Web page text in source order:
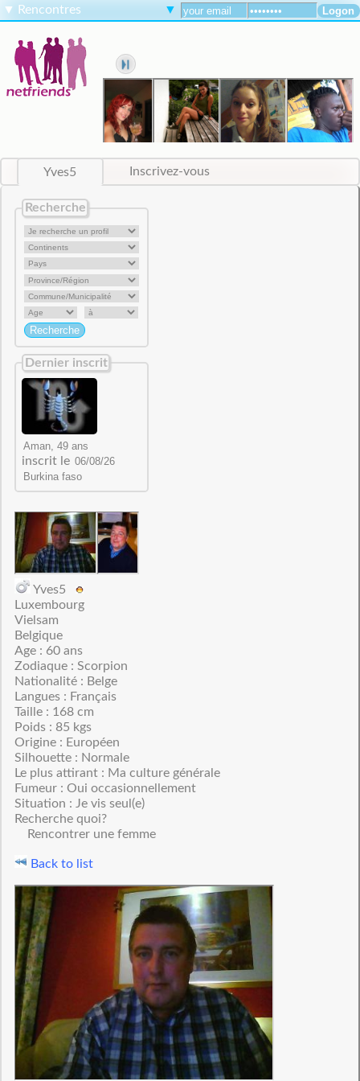
▼ Rencontres ▼
Yves5 Inscrivez-vous
Recherche
Dernier inscrit
inscrit le
Yves5
Luxembourg
Vielsam
Belgique
Age : 60 ans
Zodiaque : Scorpion
Nationalité : Belge
Langues : Français
Taille : 168 cm
Poids : 85 kgs
Origine : Européen
Silhouette : Normale
Le plus attirant : Ma culture générale
Fumeur : Oui occasionnellement
Situation : Je vis seul(e)
Recherche quoi?
Rencontrer une femme
Back to list